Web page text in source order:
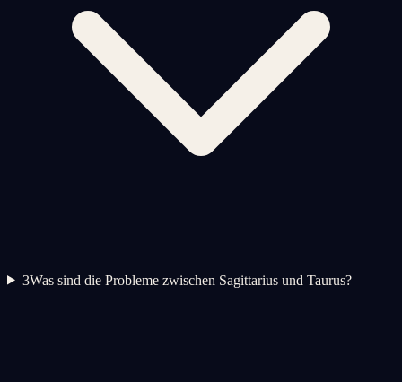
3Was sind die Probleme zwischen Sagittarius und Taurus?